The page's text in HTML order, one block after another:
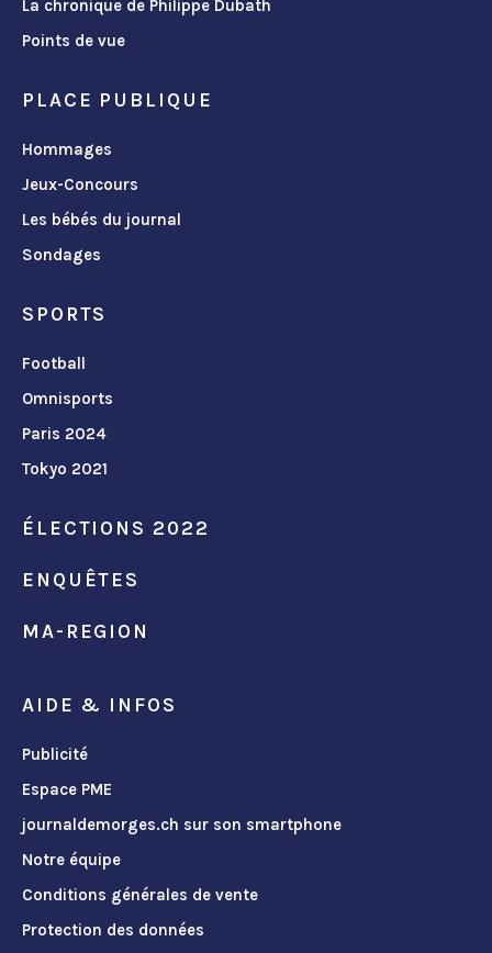
La chronique de Philippe Dubath
Points de vue
PLACE PUBLIQUE
Hommages
Jeux-Concours
Les bébés du journal
Sondages
SPORTS
Football
Omnisports
Paris 2024
Tokyo 2021
ÉLECTIONS 2022
ENQUÊTES
MA-REGION
AIDE & INFOS
Publicité
Espace PME
journaldemorges.ch sur son smartphone
Notre équipe
Conditions générales de vente
Protection des données